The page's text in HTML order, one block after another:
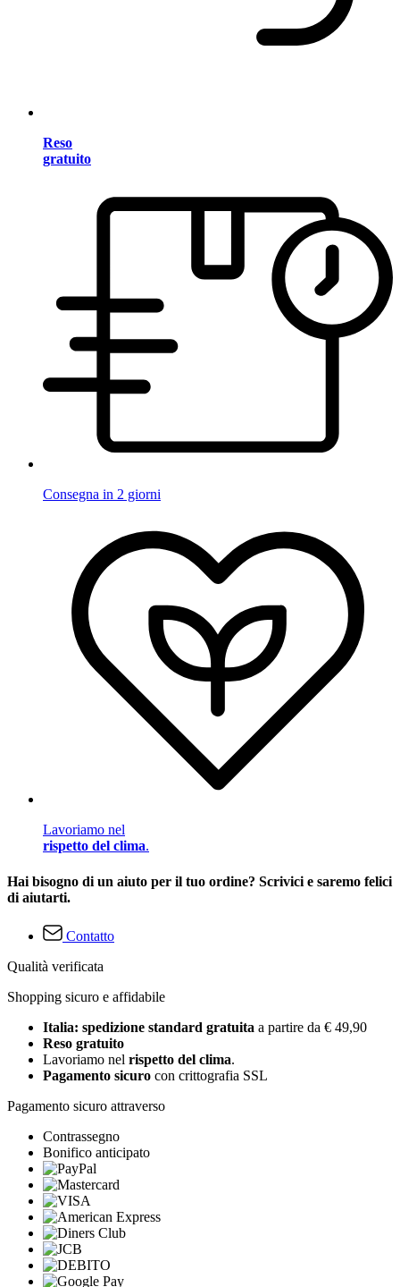
Reso
gratuito
Consegna in 2 giorni
Lavoriamo nel
rispetto del clima.
Hai bisogno di un aiuto per il tuo ordine? Scrivici e saremo felici
di aiutarti.
Contatto
Qualità verificata
Shopping sicuro e affidabile
Italia: spedizione standard gratuita a partire da € 49,90
Reso gratuito
Lavoriamo nel rispetto del clima.
Pagamento sicuro con crittografia SSL
Pagamento sicuro attraverso
Contrassegno
Bonifico anticipato